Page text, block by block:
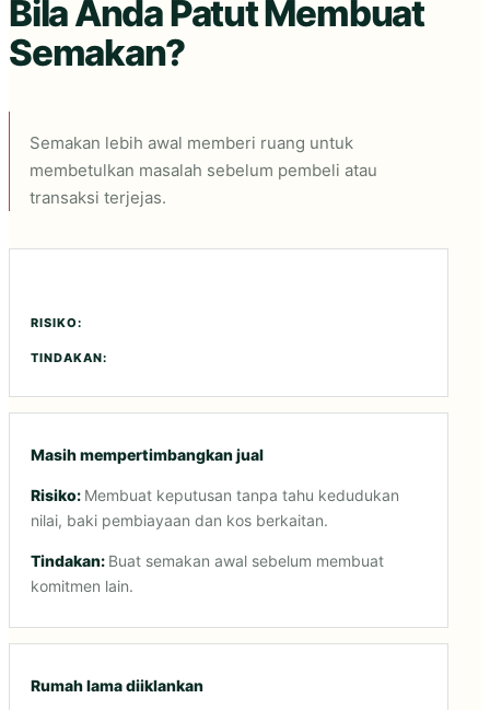
Bila Anda Patut Membuat
Semakan?
Semakan lebih awal memberi ruang untuk
membetulkan masalah sebelum pembeli atau
transaksi terjejas.
Masih mempertimbangkan jual
Membuat keputusan tanpa tahu kedudukan
nilai, baki pembiayaan dan kos berkaitan.
Buat semakan awal sebelum membuat
komitmen lain.
Rumah lama diiklankan